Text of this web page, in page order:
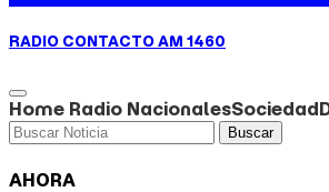
RADIO CONTACTO AM 1460
Home Radio NacionalesSociedad
Buscar
AHORA